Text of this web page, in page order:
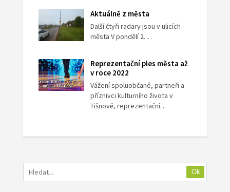
Aktuálně z města
Další čtyři radary jsou v ulicích
města V pondělí 2.…
Reprezentační ples města až
v roce 2022
Vážení spoluobčané, partneři a
příznivci kulturního života v
Tišnově, reprezentační…
Ok